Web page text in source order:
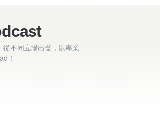
不同立場出發，以專業
！